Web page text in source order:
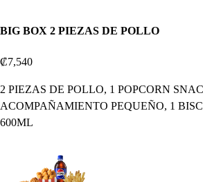
BIG BOX 2 PIEZAS DE POLLO
₡7,540
2 PIEZAS DE POLLO, 1 POPCORN
ACOMPAÑAMIENTO PEQUEÑO, 1
600ML